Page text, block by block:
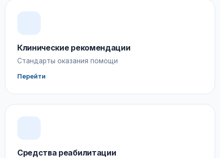
Клинические рекомендации
Стандарты оказания помощи
Перейти
Средства реабилитации